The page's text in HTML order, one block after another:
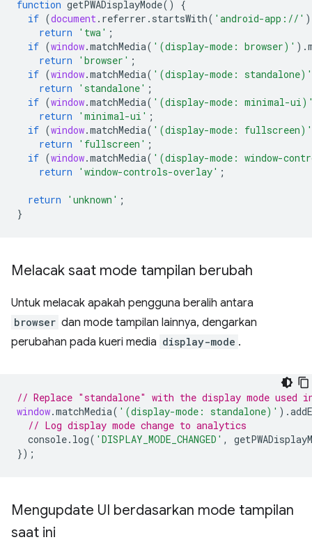
function getPWADisplayMode()
{
if (document. referrer . startsWith( 'android-app://'
return
'twa' ;
if (window.matchMedia( '(display-mode: browser)' ).
return
'browser' ;
if (window.matchMedia( '(display-mode: standalone)'
return
'standalone' ;
if (window.matchMedia( '(display-mode: minimal-
return
'minimal-ui' ;
if (window.matchMedia( '(display-mode: fullscreen)'
return
'fullscreen' ;
if (window.matchMedia( '(display-mode: window-
return
'window-controls-overlay' ;
return 'unknown' ;
}
Melacak saat mode tampilan berubah
Untuk melacak apakah pengguna beralih antara
browser dan mode tampilan lainnya, dengarkan
perubahan pada kueri media display-mode .
// Replace "standalone" with the display mode used
window.matchMedia( '(display-mode: standalone)' ).
// Log display mode change to analytics
console. log( 'DISPLAY_MODE_CHANGED' ,
});
Mengupdate UI berdasarkan mode tampilan
saat ini